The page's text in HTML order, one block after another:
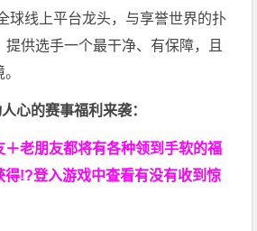
球线上平台龙头，与享誉世界的扑
提供选手一个最干净、有保障，且
心的赛事福利来袭：
＋老朋友都将有各种领到手软的福
得!?登入游戏中查看有没有收到惊